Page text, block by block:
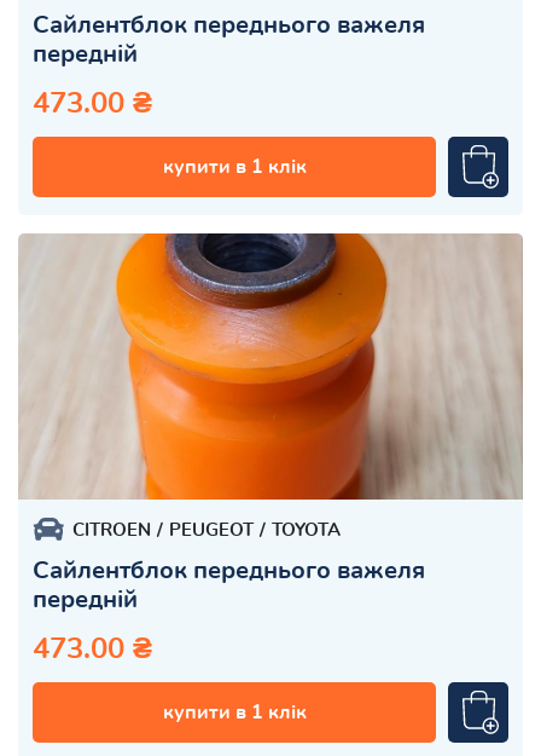
Сайлентблок переднього важеля
передній
473.00 ₴
купити в 1 клік
CITROEN PEUGEOT TOYOTA
Сайлентблок переднього важеля
передній
473.00 ₴
купити в 1 клік